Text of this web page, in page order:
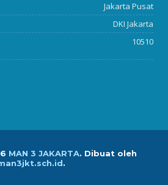
Jakarta Pusat
DKI Jakarta
10510
MAN 3 JAKARTA. Dibuat oleh
.